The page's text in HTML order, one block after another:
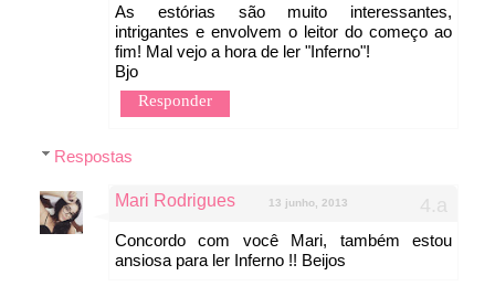
As estórias são muito interessantes,
intrigantes e envolvem o leitor do começo ao
fim! Mal vejo a hora de ler "Inferno"!
Bjo
Responder
Respostas
Mari Rodrigues 13 junho, 2013
Concordo com você Mari, também estou
ansiosa para ler Inferno !! Beijos